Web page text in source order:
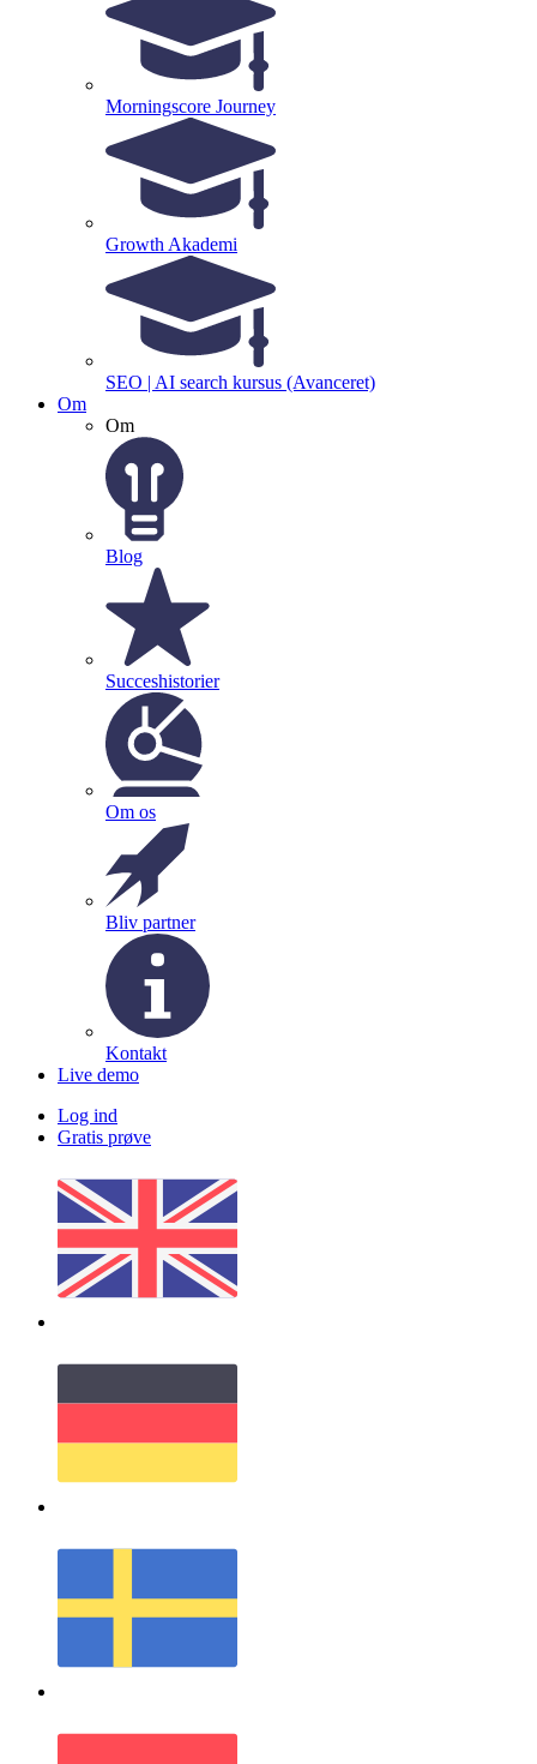
Morningscore Journey
Growth Akademi
SEO | AI search kursus (Avanceret)
Om
Om
Blog
Succeshistorier
Om os
Bliv partner
Kontakt
Live demo
Log ind
Gratis prøve